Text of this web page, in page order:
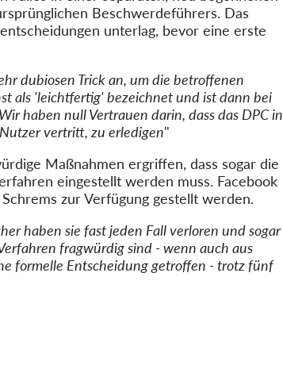
Beschwerdeführers. Das
unterlag, bevor eine erste
dubiosen Trick an, um die betroffenen
als 'leichtfertig' bezeichnet und ist dann bei
haben null Vertrauen darin, dass das DPC in
vertritt, zu erledigen"
Maßnahmen ergriffen, dass sogar die
eingestellt werden muss. Facebook
zur Verfügung gestellt werden.
haben sie fast jeden Fall verloren und sogar
fragwürdig sind - wenn auch aus
formelle Entscheidung getroffen - trotz fünf